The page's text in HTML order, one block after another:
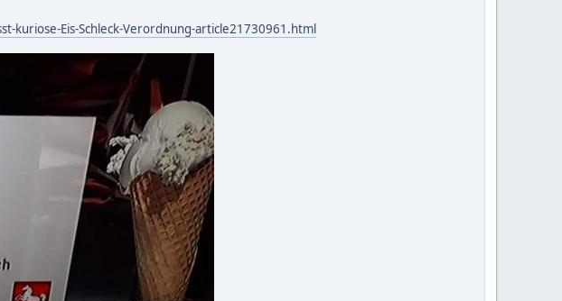
kuriose-Eis-Schleck-Verordnung-article21730961.html